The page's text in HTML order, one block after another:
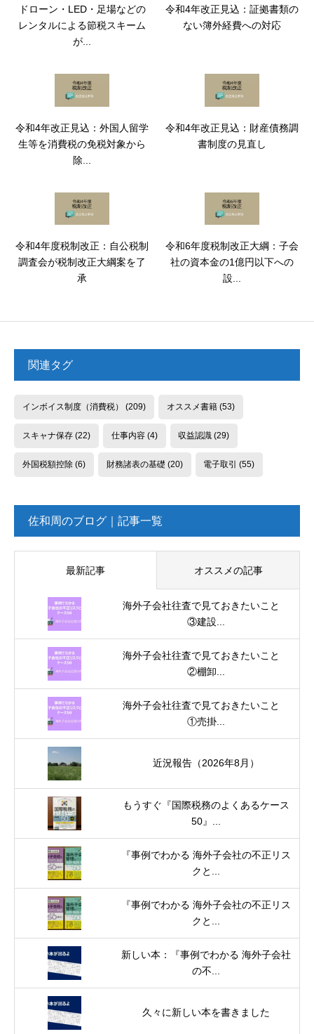
ドローン・LED・足場などの
レンタルによる節税スキーム
が...
令和4年改正見込：証拠書類の
ない簿外経費への対応
令和4年改正見込：外国人留学
生等を消費税の免税対象から
除...
令和4年改正見込：財産債務調
書制度の見直し
令和4年度税制改正：自公税制
調査会が税制改正大綱案を了
承
令和6年度税制改正大綱：子会
社の資本金の1億円以下への
設...
関連タグ
インボイス制度（消費税） (209) オススメ書籍(53)
スキャナ保存(22) 仕事内容(4) 収益認識 (29)
外国税額控除(6) 財務諸表の基礎 (20) 電子取引 (55)
佐和周のブログ｜記事一覧
最新記事 オススメの記事
海外子会社往査で見ておきたいこと
③建設...
海外子会社往査で見ておきたいこと
②棚卸...
海外子会社往査で見ておきたいこと
①売掛...
近況報告（2026年8月）
もうすぐ『国際税務のよくあるケース
50』...
『事例でわかる 海外子会社の不正リス
クと...
『事例でわかる 海外子会社の不正リス
クと...
新しい本：『事例でわかる 海外子会社
の不...
久々に新しい本を書きました